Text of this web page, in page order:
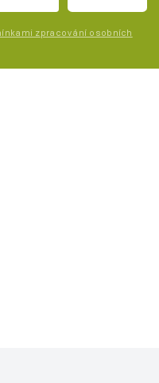
zpracování osobních